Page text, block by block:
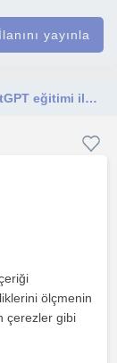
İlanını yayınla
Yapay zeka araçlarını kullanarak Canva, ChatGPT eğitimi ile tasarım dünyasına adım atmanızda size destek olmak için hazırım :)
ala...
geç
ölçmenin
çerezler gibi